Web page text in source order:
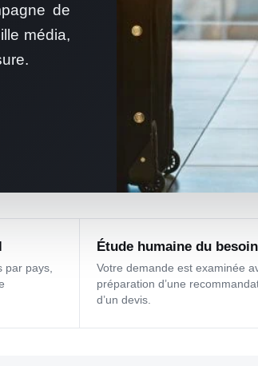
de
média,
par pays,
Étude humaine du besoin
Votre demande est examinée
préparation d’une
d’un devis.